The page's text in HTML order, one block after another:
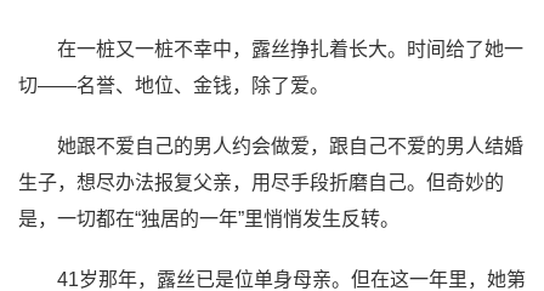
在一桩又一桩不幸中，露丝挣扎着长大。时间给了她一
切——名誉、地位、金钱，除了爱。
她跟不爱自己的男人约会做爱，跟自己不爱的男人结婚
生子，想尽办法报复父亲，用尽手段折磨自己。但奇妙的
是，一切都在“独居的一年”里悄悄发生反转。
41岁那年，露丝已是位单身母亲。但在这一年里，她第